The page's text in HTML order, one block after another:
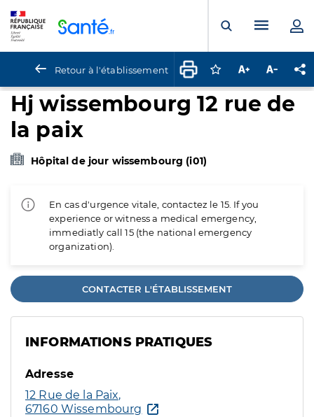
Ouvrir laMenu
Retour à l'établissement Connectez-vous
Augmenter la
Hj wissembourg 12 rue de
la paix
Hôpital de jour wissembourg (i01)
En cas d'urgence vitale, contactez le 15. If you
experience or witness a medical emergency,
immediatly call 15 (the national emergency
organization).
CONTACTER L'ÉTABLISSEMENT
INFORMATIONS PRATIQUES
Adresse
12 Rue de la Paix,
67160 Wissembourg